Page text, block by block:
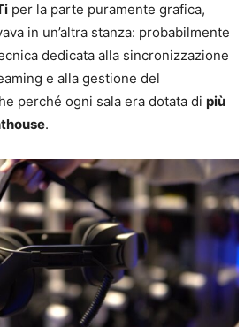
per la parte puramente grafica,
in un’altra stanza: probabilmente
dedicata alla sincronizzazione
e alla gestione del
perché ogni sala era dotata di più
.